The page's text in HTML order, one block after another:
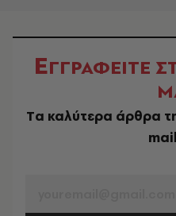
ΕΓΓΡΑΦΕΙΤΕ
Tα καλύτερα άρθρα